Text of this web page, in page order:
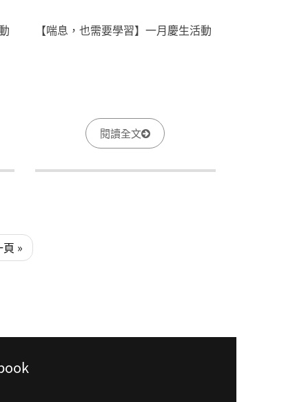
【喘息，也需要學習】​一月慶生活動
閱讀全文
»